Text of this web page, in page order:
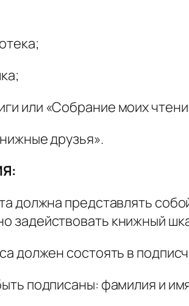
или «Собрание моих
друзья».
должна представлять
задействовать книжный
должен состоять в
подписаны: фамилия и